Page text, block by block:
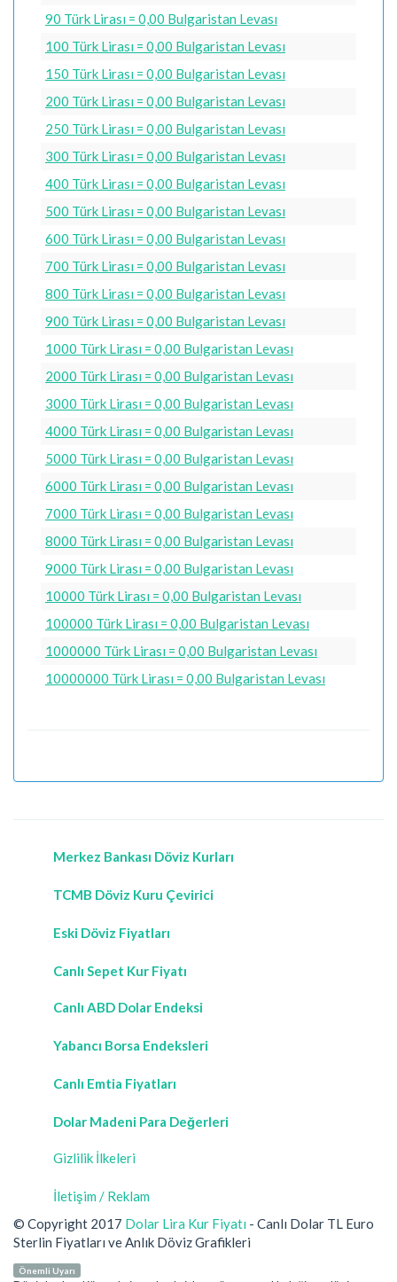
90 Türk Lirası = 0,00 Bulgaristan Levası
100 Türk Lirası = 0,00 Bulgaristan Levası
150 Türk Lirası = 0,00 Bulgaristan Levası
200 Türk Lirası = 0,00 Bulgaristan Levası
250 Türk Lirası = 0,00 Bulgaristan Levası
300 Türk Lirası = 0,00 Bulgaristan Levası
400 Türk Lirası = 0,00 Bulgaristan Levası
500 Türk Lirası = 0,00 Bulgaristan Levası
600 Türk Lirası = 0,00 Bulgaristan Levası
700 Türk Lirası = 0,00 Bulgaristan Levası
800 Türk Lirası = 0,00 Bulgaristan Levası
900 Türk Lirası = 0,00 Bulgaristan Levası
1000 Türk Lirası = 0,00 Bulgaristan Levası
2000 Türk Lirası = 0,00 Bulgaristan Levası
3000 Türk Lirası = 0,00 Bulgaristan Levası
4000 Türk Lirası = 0,00 Bulgaristan Levası
5000 Türk Lirası = 0,00 Bulgaristan Levası
6000 Türk Lirası = 0,00 Bulgaristan Levası
7000 Türk Lirası = 0,00 Bulgaristan Levası
8000 Türk Lirası = 0,00 Bulgaristan Levası
9000 Türk Lirası = 0,00 Bulgaristan Levası
10000 Türk Lirası = 0,00 Bulgaristan Levası
100000 Türk Lirası = 0,00 Bulgaristan Levası
1000000 Türk Lirası = 0,00 Bulgaristan Levası
10000000 Türk Lirası = 0,00 Bulgaristan Levası
Merkez Bankası Döviz Kurları
TCMB Döviz Kuru Çevirici
Eski Döviz Fiyatları
Canlı Sepet Kur Fiyatı
Canlı ABD Dolar Endeksi
Yabancı Borsa Endeksleri
Canlı Emtia Fiyatları
Dolar Madeni Para Değerleri
Gizlilik İlkeleri
İletişim / Reklam
© Copyright 2017 Dolar Lira Kur Fiyatı - Canlı Dolar TL Euro
Sterlin Fiyatları ve Anlık Döviz Grafikleri
Önemli Uyarı